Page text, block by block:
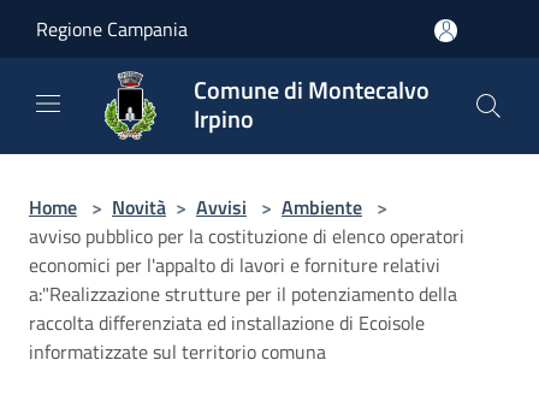
Regione Campania
Comune di Montecalvo
Irpino
Home > Novità > Avvisi > Ambiente >
avviso pubblico per la costituzione di elenco operatori
economici per l'appalto di lavori e forniture relativi
a:"Realizzazione strutture per il potenziamento della
raccolta differenziata ed installazione di Ecoisole
informatizzate sul territorio comuna